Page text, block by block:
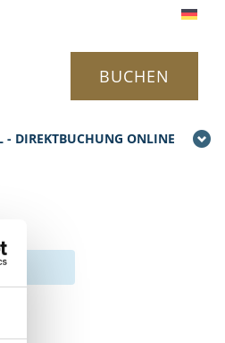
- DIREKTBUCHUNG ONLINE
BUCHEN